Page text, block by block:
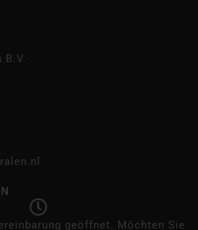
B.V.
geöffnet. Möchten Sie